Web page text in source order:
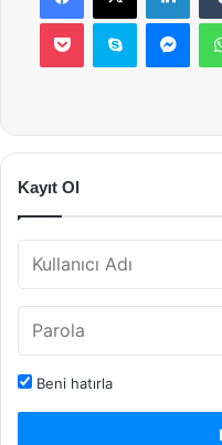
Pocket Skype
Kayıt Ol
Beni hatırla